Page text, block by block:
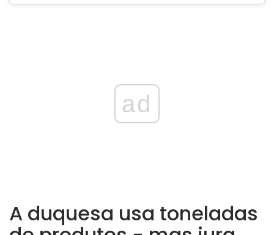
ad
A duquesa usa toneladas